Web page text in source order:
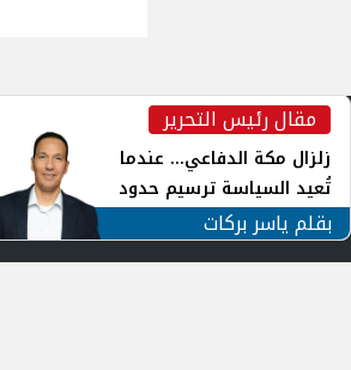
مقال رئيس التحرير
زلزال مكة الدفاعي... عندما
تُعيد السياسة ترسيم حدود
الأمن القومي العربي
بقلم ياسر بركات